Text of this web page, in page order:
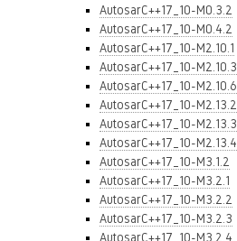
AutosarC++17_10-M0.3.2
AutosarC++17_10-M0.4.2
AutosarC++17_10-M2.10.1
AutosarC++17_10-M2.10.3
AutosarC++17_10-M2.10.6
AutosarC++17_10-M2.13.2
AutosarC++17_10-M2.13.3
AutosarC++17_10-M2.13.4
AutosarC++17_10-M3.1.2
AutosarC++17_10-M3.2.1
AutosarC++17_10-M3.2.2
AutosarC++17_10-M3.2.3
AutosarC++17_10-M3.2.4